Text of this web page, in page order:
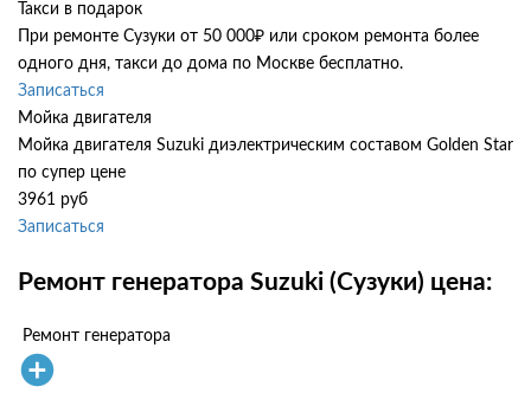
Такси в подарок
При ремонте Сузуки от 50 000₽ или сроком ремонта более
одного дня, такси до дома по Москве бесплатно.
Записаться
Мойка двигателя
Мойка двигателя Suzuki диэлектрическим составом Golden Star
по супер цене
3961 руб
Записаться
Ремонт генератора Suzuki (Сузуки) цена:
Ремонт генератора